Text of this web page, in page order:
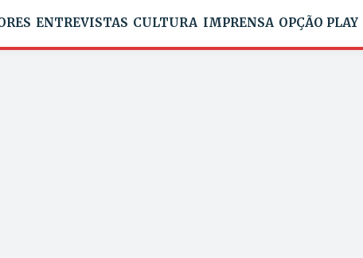
ENTREVISTAS CULTURA IMPRENSA OPÇÃO PLAY